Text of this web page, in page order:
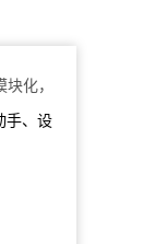
化，
手、设